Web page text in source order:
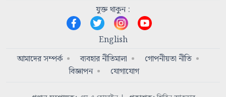
যুক্ত থাকুন :
English
আমাদের সম্পর্ক
ব্যবহার নীতিমালা
গোপনীয়তা নীতি
বিজ্ঞাপন
যোগাযোগ